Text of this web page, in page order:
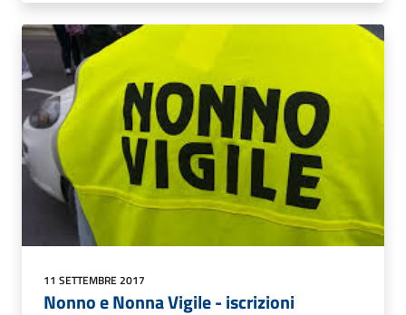
11 SETTEMBRE 2017
Nonno e Nonna Vigile - iscrizioni